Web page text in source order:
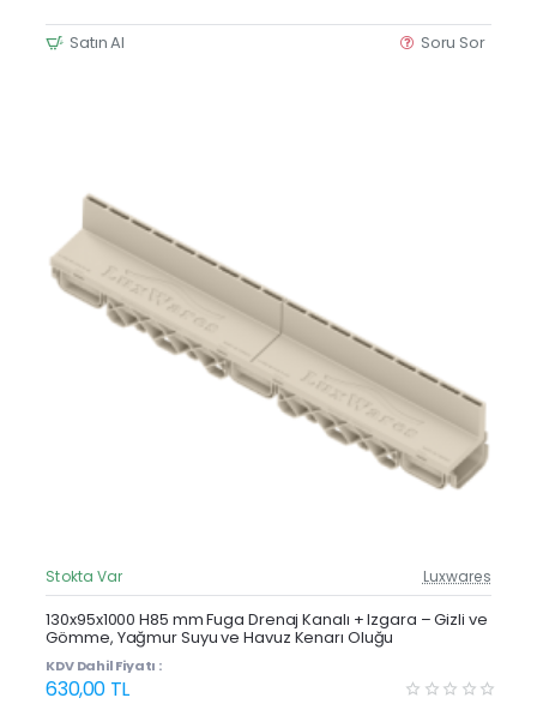
Satın Al Soru Sor
Güncel Fiyat
Yeni Ürün
Stokta Var Luxwares
130x95x1000 H85 mm Fuga Drenaj Kanalı + Izgara – Gizli ve
Gömme, Yağmur Suyu ve Havuz Kenarı Oluğu
KDV Dahil Fiyatı :
630,00 TL